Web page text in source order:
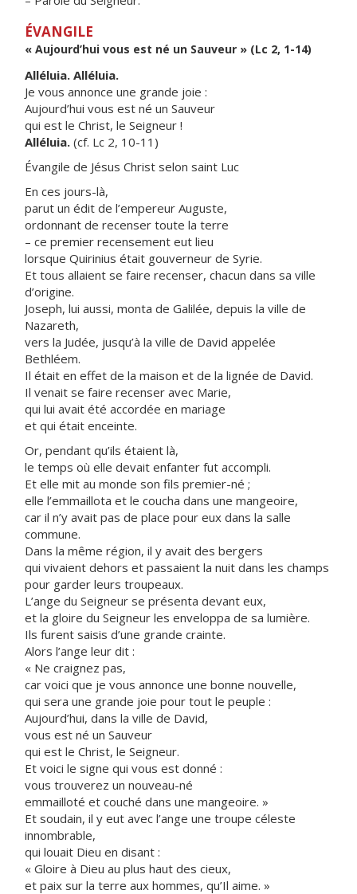
ÉVANGILE
« Aujourd’hui vous est né un Sauveur » (Lc 2, 1-14)
Alléluia. Alléluia.
Je vous annonce une grande joie :
Aujourd’hui vous est né un Sauveur
qui est le Christ, le Seigneur !
Alléluia. (cf. Lc 2, 10-11)
Évangile de Jésus Christ selon saint Luc
En ces jours-là,
parut un édit de l’empereur Auguste,
ordonnant de recenser toute la terre
– ce premier recensement eut lieu
lorsque Quirinius était gouverneur de Syrie.
Et tous allaient se faire recenser, chacun dans sa ville
d’origine.
Joseph, lui aussi, monta de Galilée, depuis la ville de
Nazareth,
vers la Judée, jusqu’à la ville de David appelée
Bethléem.
Il était en effet de la maison et de la lignée de David.
Il venait se faire recenser avec Marie,
qui lui avait été accordée en mariage
et qui était enceinte.
Or, pendant qu’ils étaient là,
le temps où elle devait enfanter fut accompli.
Et elle mit au monde son fils premier-né ;
elle l’emmaillota et le coucha dans une mangeoire,
car il n’y avait pas de place pour eux dans la salle
commune.
Dans la même région, il y avait des bergers
qui vivaient dehors et passaient la nuit dans les champs
pour garder leurs troupeaux.
L’ange du Seigneur se présenta devant eux,
et la gloire du Seigneur les enveloppa de sa lumière.
Ils furent saisis d’une grande crainte.
Alors l’ange leur dit :
« Ne craignez pas,
car voici que je vous annonce une bonne nouvelle,
qui sera une grande joie pour tout le peuple :
Aujourd’hui, dans la ville de David,
vous est né un Sauveur
qui est le Christ, le Seigneur.
Et voici le signe qui vous est donné :
vous trouverez un nouveau-né
emmailloté et couché dans une mangeoire. »
Et soudain, il y eut avec l’ange une troupe céleste
innombrable,
qui louait Dieu en disant :
« Gloire à Dieu au plus haut des cieux,
et paix sur la terre aux hommes, qu’Il aime. »